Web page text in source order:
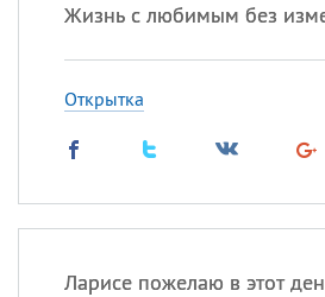
Жизнь с любимым без
Открытка
Ларисе пожелаю в этот